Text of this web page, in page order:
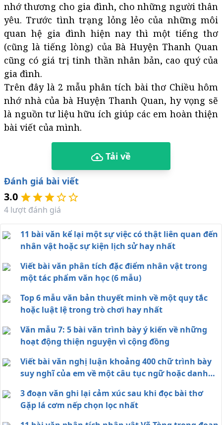
nhớ thương cho gia đình, cho những người thân
yêu. Trước tình trạng lỏng lẻo của những môi
quan hệ gia đình hiện nay thì một tiếng thơ
(cũng là tiếng lòng) của Bà Huyện Thanh Quan
cũng có giá trị tinh thần nhân bản, cao quý của
gia đình.
Trên đây là 2 mẫu phân tích bài thơ Chiều hôm
nhớ nhà của bà Huyện Thanh Quan, hy vọng sẽ
là nguồn tư liệu hữu ích giúp các em hoàn thiện
bài viết của mình.
Tải về
Đánh giá bài viết
3.0
4 lượt đánh giá
11 bài văn kể lại một sự việc có thật liên quan đến
nhân vật hoặc sự kiện lịch sử hay nhất
Viết bài văn phân tích đặc điểm nhân vật trong
một tác phẩm văn học (6 mẫu)
Top 6 mẫu văn bản thuyết minh về một quy tắc
hoặc luật lệ trong trò chơi hay nhất
Văn mẫu 7: 5 bài văn trình bày ý kiến về những
hoạt động thiện nguyện vì cộng đồng
Viết bài văn nghị luận khoảng 400 chữ trình bày
suy nghĩ của em về một câu tục ngữ hoặc danh
3 đoạn văn ghi lại cảm xúc sau khi đọc bài thơ
Gặp lá cơm nếp chọn lọc nhất